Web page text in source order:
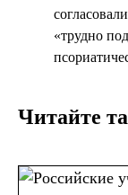
«трудно
Читайте